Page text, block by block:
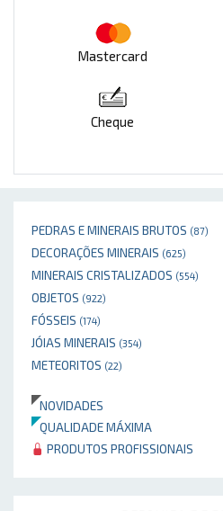
PEDRAS E MINERAIS BRUTOS (87)
DECORAÇÕES MINERAIS (625)
MINERAIS CRISTALIZADOS (554)
OBJETOS (922)
FÓSSEIS (174)
JÓIAS MINERAIS (354)
METEORITOS (22)
NOVIDADES
QUALIDADE MÁXIMA
PRODUTOS PROFISSIONAIS
Mastercard
Cheque